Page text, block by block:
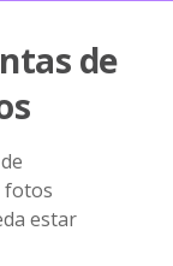
de
fotos
estar